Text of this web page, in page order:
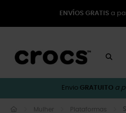
ENVÍOS GRATIS a
Envio GRATUITO a
Mulher Plataformas